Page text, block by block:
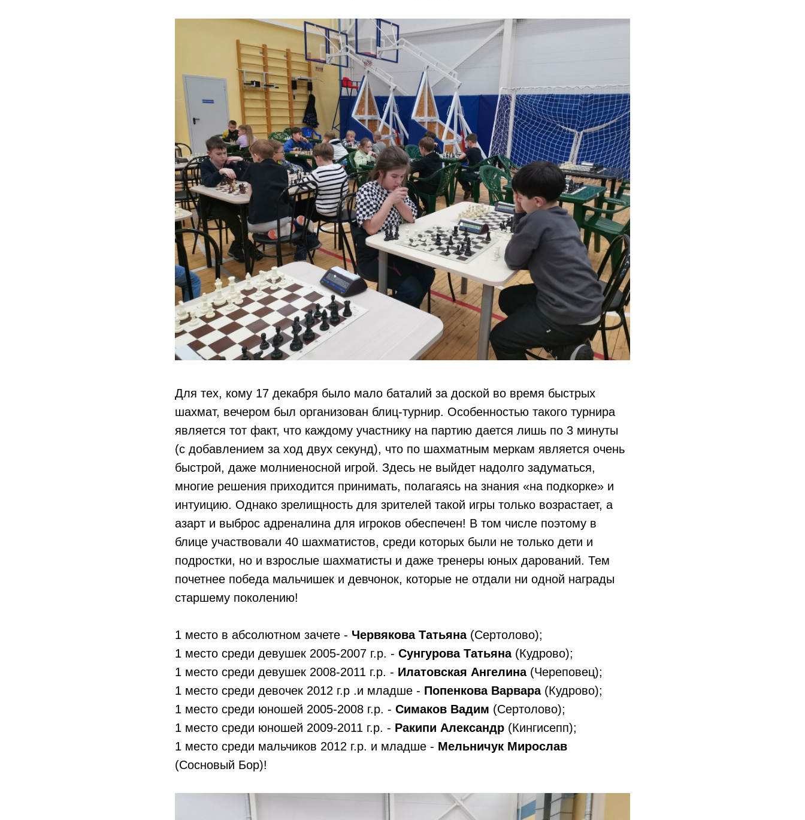
Для тех, кому 17 декабря было мало баталий за доской во время быстрых
шахмат, вечером был организован блиц-турнир. Особенностью такого турнира
является тот факт, что каждому участнику на партию дается лишь по 3 минуты
(с добавлением за ход двух секунд), что по шахматным меркам является очень
быстрой, даже молниеносной игрой. Здесь не выйдет надолго задуматься,
многие решения приходится принимать, полагаясь на знания «на подкорке» и
интуицию. Однако зрелищность для зрителей такой игры только возрастает, а
азарт и выброс адреналина для игроков обеспечен! В том числе поэтому в
блице участвовали 40 шахматистов, среди которых были не только дети и
подростки, но и взрослые шахматисты и даже тренеры юных дарований. Тем
почетнее победа мальчишек и девчонок, которые не отдали ни одной награды
старшему поколению!
1 место в абсолютном зачете - Червякова Татьяна(Сертолово);
1 место среди девушек 2005-2007 г.р. - Сунгурова Татьяна(Кудрово);
1 место среди девушек 2008-2011 г.р. - Илатовская Ангелина(Череповец);
1 место среди девочек 2012 г.р .и младше - Попенкова Варвара(Кудрово);
1 место среди юношей 2005-2008 г.р. - Симаков Вадим (Сертолово);
1 место среди юношей 2009-2011 г.р. - Ракипи Александр (Кингисепп);
1 место среди мальчиков 2012 г.р. и младше - Мельничук Мирослав
(Сосновый Бор)!